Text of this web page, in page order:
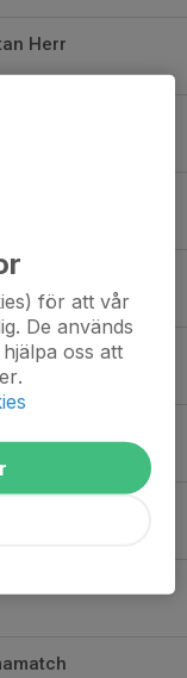
Herr
herr
Herr
Herr
för att vår
De används
oss att